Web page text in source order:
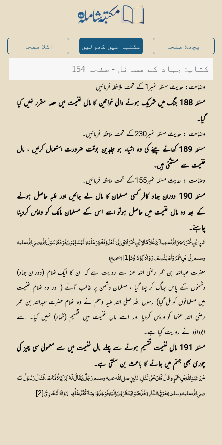
پچھلا صفحہ مکتبہ میں کھولیں اگلا صفحہ
کتاب: جہاد کے مسائل - صفحہ 154
وضاحت: حدیث مسئلہ نمبر1کے تحت ملاحظہ فرمائیں
مسئلہ 188 جنگ میں شریک ہونے والی خواتین کا مال غنیمت میں حصہ مقرر نہیں کیا
گیا۔
وضاحت : حدیث مسئلہ نمبر230کے تحت ملاحظہ فرمائیں۔
مسئلہ 189 کھانے پینے کی وہ اشیاء جو مجاہدین بوقت ضرورت استعمال کرلیں ، مال
غنیمت سے مستثنیٰ ہیں۔
وضاحت : حدیث مسئلہ نمبر155کے تحت ملاحظہ فرمائیں۔
مسئلہ 190 دوران جہاد کافر کسی مسلمان کا مال لے جائیں اور غلبہ حاصل ہونے
کے بعد وہ مال غنیمت میں حاصل ہوتو اسے اس کے مسلمان مالک کو واپس کردینا
چاہئے۔
عَنِ ابْنِ عُمَرَ رَضِیَ اللّٰہُ عنہما اَنَّ غُلاَمًا لِاِبْنِ عُمَرَ اَبَقَ اِلَی الْعَدُوِّ فَظَہَرَ عَلَیْہِ الْمُسْلِمُوْنَ فَرَدَّہٗ رَسُوْلُ اللّٰہِ صلی اللّٰه علیہ
وسلم اِلَی ابْنِ عُمَرَ وَ لَمْ یَقْسِمْ ۔ رَوَاہُ اَبُوْدَاؤٗدَ[1]
حضرت عبداللہ بن عمر رضی اللہ عنہ سے روایت ہے کہ ان کا ایک غلام (دوران جہاد)
دشمنوں کے پاس بھاگ کر چلا گیا ، مسلمان دشمن پر غالب آئے ( اور وہ غلام غنیمت
میں مسلمانوں کو مل گیا) رسول اللہ صلی اللہ علیہ وسلم نے وہ غلام حضرت عبداللہ بن عمر
رضی اللہ عنہما کو واپس کردیا اور اسے مال غنیمت میں تقسیم (شمار) نہیں کیا۔ اسے
ابوداؤد نے روایت کیا ہے۔
مسئلہ 191 مال غنیمت تقسیم ہونے سے پہلے مال غنیمت میں سے معمولی سی چیز کی
چوری بھی جہنم میں جانے کا باعث بن سکتی ہے۔
عَنْ عَبْدِاللّٰہِ بْنِ عَمْرٍو قَالَ کَانَ عَلٰی ثَقَلِ النَّبِیِّ صلي اللّٰه عليه وسلم رَجُلٌ یُقَالُ لَہٗ کِرْکِرَۃُ فَمَاتَ ، فَقَالَ رَسُوْلُ اللّٰہِ
صلی اللّٰه علیہ وسلم ((ہُوَ فِی النَّارِ )) فَذَہَبُوْا یَنْظُرُوْنَ اِلَیْہِ فَوَجَدُوْا عِبَائَ ۃً قَدْ غَلَّہَا۔ رَوَاہُ الْبُخَارِیُّ[2]